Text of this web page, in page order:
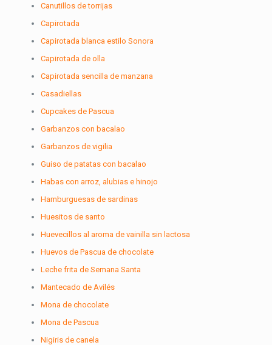
Canutillos de torrijas
Capirotada
Capirotada blanca estilo Sonora
Capirotada de olla
Capirotada sencilla de manzana
Casadiellas
Cupcakes de Pascua
Garbanzos con bacalao
Garbanzos de vigilia
Guiso de patatas con bacalao
Habas con arroz, alubias e hinojo
Hamburguesas de sardinas
Huesitos de santo
Huevecillos al aroma de vainilla sin lactosa
Huevos de Pascua de chocolate
Leche frita de Semana Santa
Mantecado de Avilés
Mona de chocolate
Mona de Pascua
Nigiris de canela